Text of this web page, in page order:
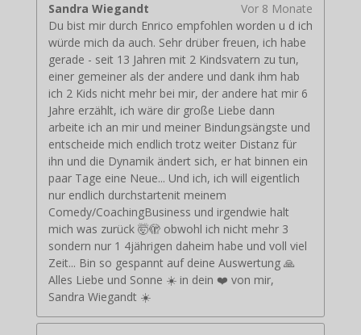
Sandra Wiegandt
Vor 8 Monate
Du bist mir durch Enrico empfohlen worden u d ich
würde mich da auch. Sehr drüber freuen, ich habe
gerade - seit 13 Jahren mit 2 Kindsvatern zu tun,
einer gemeiner als der andere und dank ihm hab
ich 2 Kids nicht mehr bei mir, der andere hat mir 6
Jahre erzählt, ich wäre dir große Liebe dann
arbeite ich an mir und meiner Bindungsängste und
entscheide mich endlich trotz weiter Distanz für
ihn und die Dynamik ändert sich, er hat binnen ein
paar Tage eine Neue... Und ich, ich will eigentlich
nur endlich durchstartenit meinem
Comedy/CoachingBusiness und irgendwie halt
mich was zurück 🤯🫣 obwohl ich nicht mehr 3
sondern nur 1 4jährigen daheim habe und voll viel
Zeit... Bin so gespannt auf deine Auswertung 🙏
Alles Liebe und Sonne ☀️ in dein ❤️ von mir,
Sandra Wiegandt ☀️